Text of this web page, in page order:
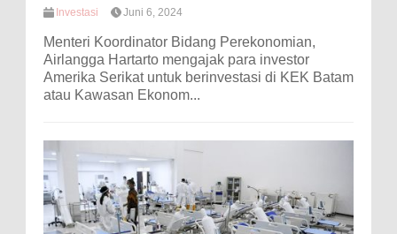
Investasi Juni 6, 2024
Menteri Koordinator Bidang Perekonomian,
Airlangga Hartarto mengajak para investor
Amerika Serikat untuk berinvestasi di KEK Batam
atau Kawasan Ekonom...